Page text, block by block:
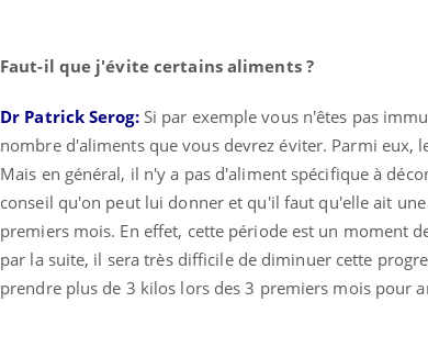
Faut-il que j'évite certains aliments ?
Dr Patrick Serog: Si par exemple vous n'êtes pas
nombre d'aliments que vous devrez éviter. Parmi eux,
Mais en général, il n'y a pas d'aliment spécifique à
conseil qu'on peut lui donner et qu'il faut qu'elle ait
premiers mois. En effet, cette période est un moment
par la suite, il sera très difficile de diminuer cette
prendre plus de 3 kilos lors des 3 premiers mois pour